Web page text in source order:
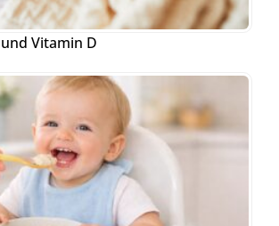
Vitamin D